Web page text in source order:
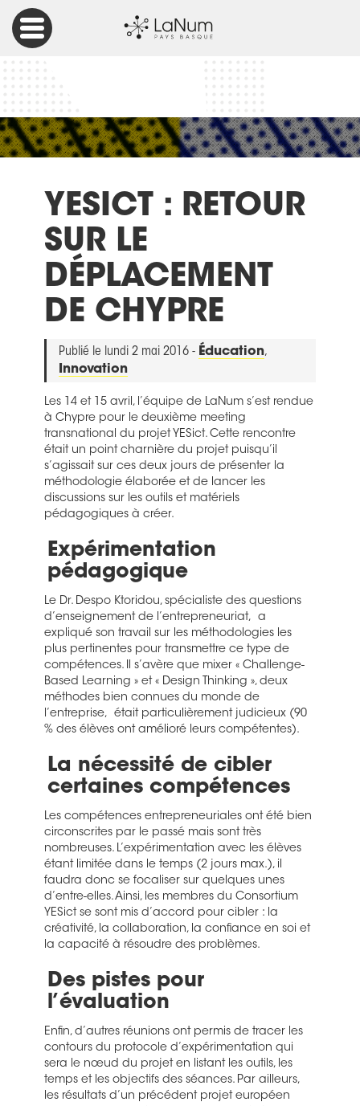
Accueil
YESict : retour sur le déplacement de Chypre
YESICT : RETOUR
SUR LE
DÉPLACEMENT
DE CHYPRE
Publié le lundi 2 mai 2016 - Éducation,
Innovation
Les 14 et 15 avril, l’équipe de LaNum s’est rendue
à Chypre pour le deuxième meeting
transnational du projet YESict. Cette rencontre
était un point charnière du projet puisqu’il
s’agissait sur ces deux jours de présenter la
méthodologie élaborée et de lancer les
discussions sur les outils et matériels
pédagogiques à créer.
Expérimentation
pédagogique
Le Dr. Despo Ktoridou, spécialiste des questions
d’enseignement de l’entrepreneuriat, a
expliqué son travail sur les méthodologies les
plus pertinentes pour transmettre ce type de
compétences. Il s’avère que mixer « Challenge-
Based Learning » et « Design Thinking », deux
méthodes bien connues du monde de
l’entreprise, était particulièrement judicieux (90
% des élèves ont amélioré leurs compétentes).
La nécessité de cibler
certaines compétences
Les compétences entrepreneuriales ont été bien
circonscrites par le passé mais sont très
nombreuses. L’expérimentation avec les élèves
étant limitée dans le temps (2 jours max.), il
faudra donc se focaliser sur quelques unes
d’entre-elles. Ainsi, les membres du Consortium
YESict se sont mis d’accord pour cibler : la
créativité, la collaboration, la confiance en soi et
la capacité à résoudre des problèmes.
Des pistes pour
l’évaluation
Enfin, d’autres réunions ont permis de tracer les
contours du protocole d’expérimentation qui
sera le nœud du projet en listant les outils, les
temps et les objectifs des séances. Par ailleurs,
les résultats d’un précédent projet européen